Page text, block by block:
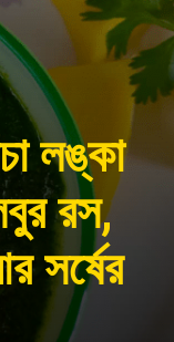
লঙ্কা
রস,
সর্ষের